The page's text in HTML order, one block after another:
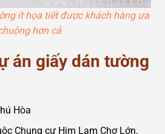
ít họa tiết được khách hàng ưa
hơn cả
án giấy dán tường
Hòa
Chung cư Him Lam Chợ Lớn,